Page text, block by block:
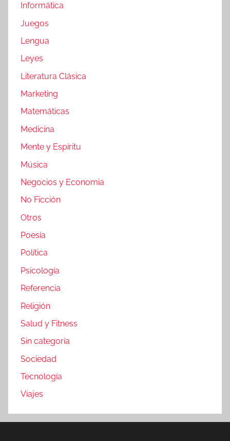
Informática
Juegos
Lengua
Leyes
Literatura Clásica
Marketing
Matemáticas
Medicina
Mente y Espíritu
Música
Negocios y Economia
No Ficción
Otros
Poesía
Política
Psicología
Referencia
Religión
Salud y Fitness
Sin categoría
Sociedad
Tecnología
Viajes